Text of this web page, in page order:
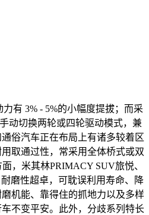
有 3% - 5%的小幅度提拔；而采
动切换两轮或四轮驱动模式，兼
俗汽车正在布局上有诸多较着区
取通过性，常采用全体桥式或双
，米其林PRIMACY SUV旅悦、
磨性超卓，可耽误利用寿命、降
机能、靠得住的抓地力以及多样
不变平安。此外，分歧系列特长